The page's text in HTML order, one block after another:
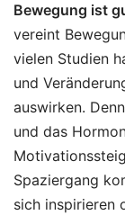
Bewegung ist
vereint
vielen Studien
und
auswirken.
und das
Spaziergang
sich inspirieren